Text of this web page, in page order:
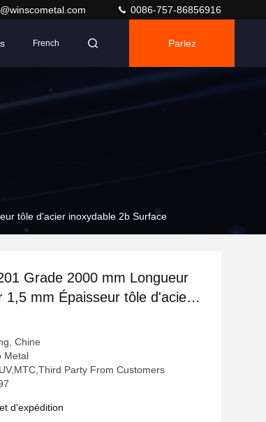
0086-757-86856916
French Parlez
tôle d'acier inoxydable 2b Surface
Grade 2000 mm Longueur
1,5 mm Épaisseur tôle d'acier
Chine
Metal
Party From Customers
d'expédition